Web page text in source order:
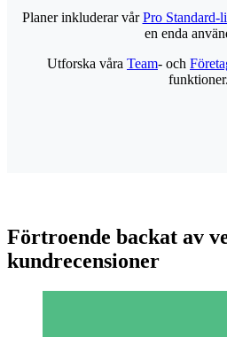
Planer inkluderar vårPro Standard-
en enda
Utforska våra Team- och
funktioner.
Förtroende backat av
kundrecensioner